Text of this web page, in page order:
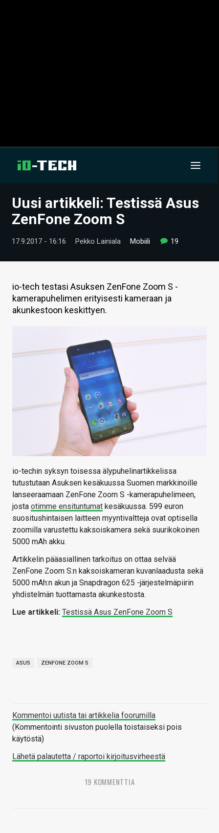
UUTISET
TIETOA
HINTA.FI
VAIHDA TEEMA
HAKU
Uusi artikkeli: Testissä Asus
ZenFone Zoom S
17.9.2017 - 16:16 Pekko Lainiala Mobiili 19
io-tech testasi Asuksen ZenFone Zoom S -
kamerapuhelimen erityisesti kameraan ja
akunkestoon keskittyen.
io-techin syksyn toisessa älypuhelinartikkelissa
tutustutaan Asuksen kesäkuussa Suomen markkinoille
lanseeraamaan ZenFone Zoom S -kamerapuhelimeen,
josta otimme ensituntumat kesäkuussa. 599 euron
suositushintaisen laitteen myyntivaltteja ovat optisella
zoomilla varustettu kaksoiskamera sekä suurikokoinen
5000 mAh akku.
Artikkelin pääasiallinen tarkoitus on ottaa selvää
ZenFone Zoom S:n kaksoiskameran kuvanlaadusta sekä
5000 mAh:n akun ja Snapdragon 625 -järjestelmäpiirin
yhdistelmän tuottamasta akunkestosta.
Lue artikkeli: Testissä Asus ZenFone Zoom S
ASUS ZENFONE ZOOM S
Kommentoi uutista tai artikkelia foorumilla
(Kommentointi sivuston puolella toistaiseksi pois
käytöstä)
Lähetä palautetta / raportoi kirjoitusvirheestä
19 KOMMENTTIA